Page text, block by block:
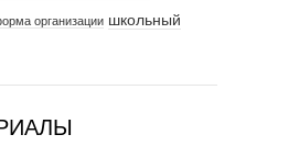
организации школьный